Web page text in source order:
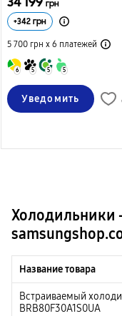
грн
+342 грн
5 700 грн х 6 платежей
6 5 5 5
Уведомить
Холодильники
Название товара
Встраиваемый
BRB80F30A1S0UA